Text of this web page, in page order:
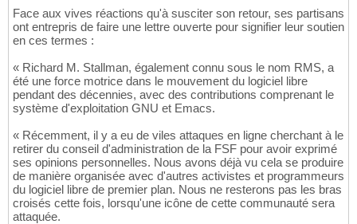
Face aux vives réactions qu'à susciter son retour, ses partisans
ont entrepris de faire une lettre ouverte pour signifier leur soutien
en ces termes :
« Richard M. Stallman, également connu sous le nom RMS, a
été une force motrice dans le mouvement du logiciel libre
pendant des décennies, avec des contributions comprenant le
système d'exploitation GNU et Emacs.
« Récemment, il y a eu de viles attaques en ligne cherchant à le
retirer du conseil d'administration de la FSF pour avoir exprimé
ses opinions personnelles. Nous avons déjà vu cela se produire
de manière organisée avec d'autres activistes et programmeurs
du logiciel libre de premier plan. Nous ne resterons pas les bras
croisés cette fois, lorsqu'une icône de cette communauté sera
attaquée.